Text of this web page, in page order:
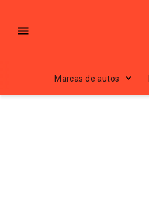
Marcas de autos